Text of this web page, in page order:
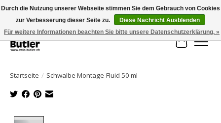
Große Auswahl an Produkten und schneller Versand!
Ihr
Startseite / Schwalbe Montage-Fluid 50 ml
Durch die Nutzung unserer Webseite stimmen Sie dem Gebrauch von Cookies
zur Verbesserung dieser Seite zu.
Diese Nachricht Ausblenden
Für weitere Informationen beachten Sie bitte unsere Datenschutzerklärung. »